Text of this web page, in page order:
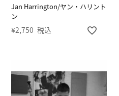
Jan Harrington/ヤン・ハリント
ン
¥2,750 税込